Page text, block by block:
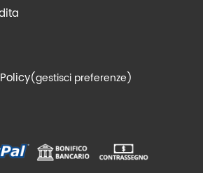
(gestisci preferenze)